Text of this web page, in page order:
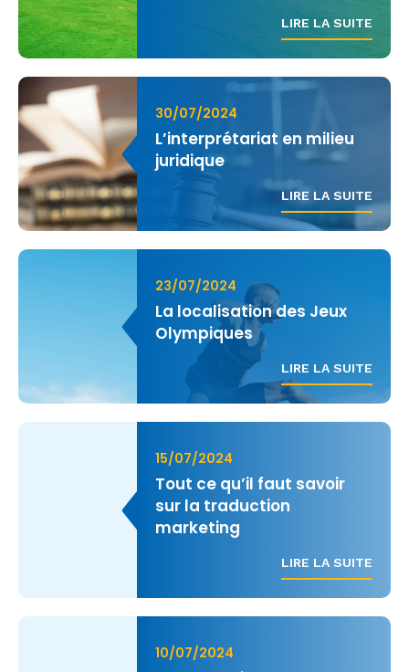
LIRE LA SUITE
30/07/2024
L’interprétariat en milieu
juridique
LIRE LA SUITE
23/07/2024
La localisation des Jeux
Olympiques
LIRE LA SUITE
15/07/2024
Tout ce qu’il faut savoir
sur la traduction
marketing
LIRE LA SUITE
10/07/2024